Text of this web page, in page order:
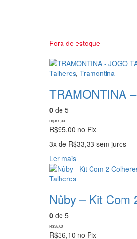
As
podem
ser
na
página
Fora de estoque
Talheres, Tramontina
TRAMONTINA
0 de 5
R$100,00
R$95,00 no Pix
3x de R$33,33 sem juros
Ler mais
Talheres
Nûby – Kit Com
0 de 5
R$38,00
R$36,10 no Pix